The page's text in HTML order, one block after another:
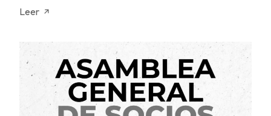
Leer